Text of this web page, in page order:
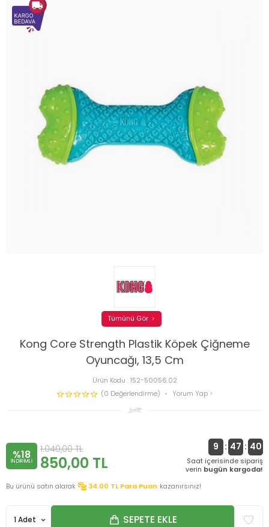
Kong Core Strength Plastik Köpek Çiğneme
Oyuncağı, 13,5 Cm
Ürün Kodu :152-50056.02
(0 Değerlendirme)
Yorum Yap
Tümünü Gör
%18
INDIRIMLI
1.040,00TL
850,00 TL
9 : 47 : 40
Saat içerisinde sipariş
verin bugün kargoda!
Bu ürünü satın alarak
34.00 TL Para Puan kazanırsınız!
SEPETE EKLE